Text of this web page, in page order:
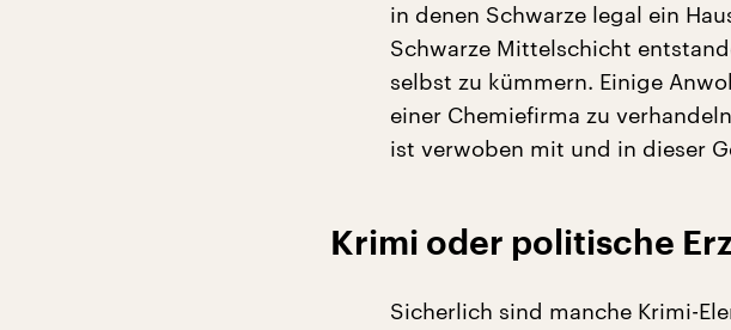
in denen Schwarze legal ein
Schwarze Mittelschicht
selbst zu kümmern. Einige
einer Chemiefirma zu
ist verwoben mit und in dieser
Krimi oder politische
Sicherlich sind manche Krimi-